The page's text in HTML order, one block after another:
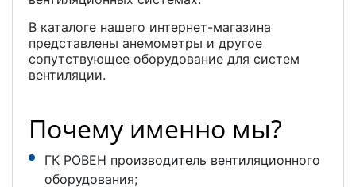
В каталоге нашего интернет-магазина
представлены анемометры и другое
сопутствующее оборудование для систем
вентиляции.
Почему именно мы?
ГК РОВЕН производитель вентиляционного
оборудования;